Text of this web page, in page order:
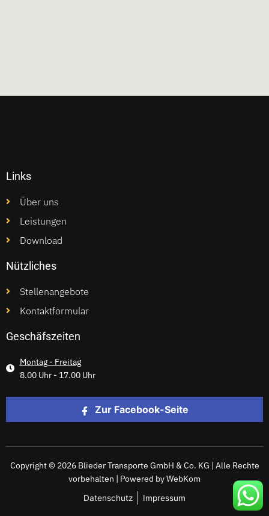
Links
Über uns
Leistungen
Download
Nützliches
Stellenangebote
Kontaktformular
Geschäfszeiten
Montag - Freitag
8.00 Uhr - 17.00 Uhr
Zur Facebook-Seite
Copyright © 2026 Blieder Transporte GmbH & Co. KG | Alle Rechte
vorbehalten | Powered by WebKom
Datenschutz Impressum